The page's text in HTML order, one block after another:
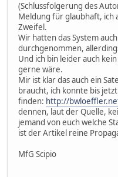
(Schlussfolgerung des
Meldung für glaubhaft, ich
Zweifel.
Wir hatten das System
durchgenommen,
Und ich bin leider auch
gerne wäre.
Mir ist klar das auch ein
braucht, ich konnte bis
finden: http://
dennen, laut der Quelle,
jemand von euch welche
ist der Artikel reine
MfG Scipio